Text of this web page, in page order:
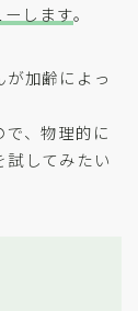
ーします。
加齢によっ
、物理的に
してみたい